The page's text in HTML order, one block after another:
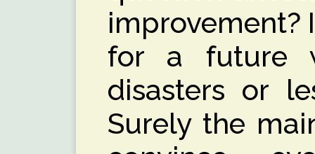
improvement?
for a future
disasters or
Surely the